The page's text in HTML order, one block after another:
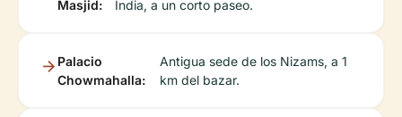
Masjid:
India, a un corto paseo.
Palacio
Chowmahalla:
Antigua sede de los Nizams, a 1
km del bazar.